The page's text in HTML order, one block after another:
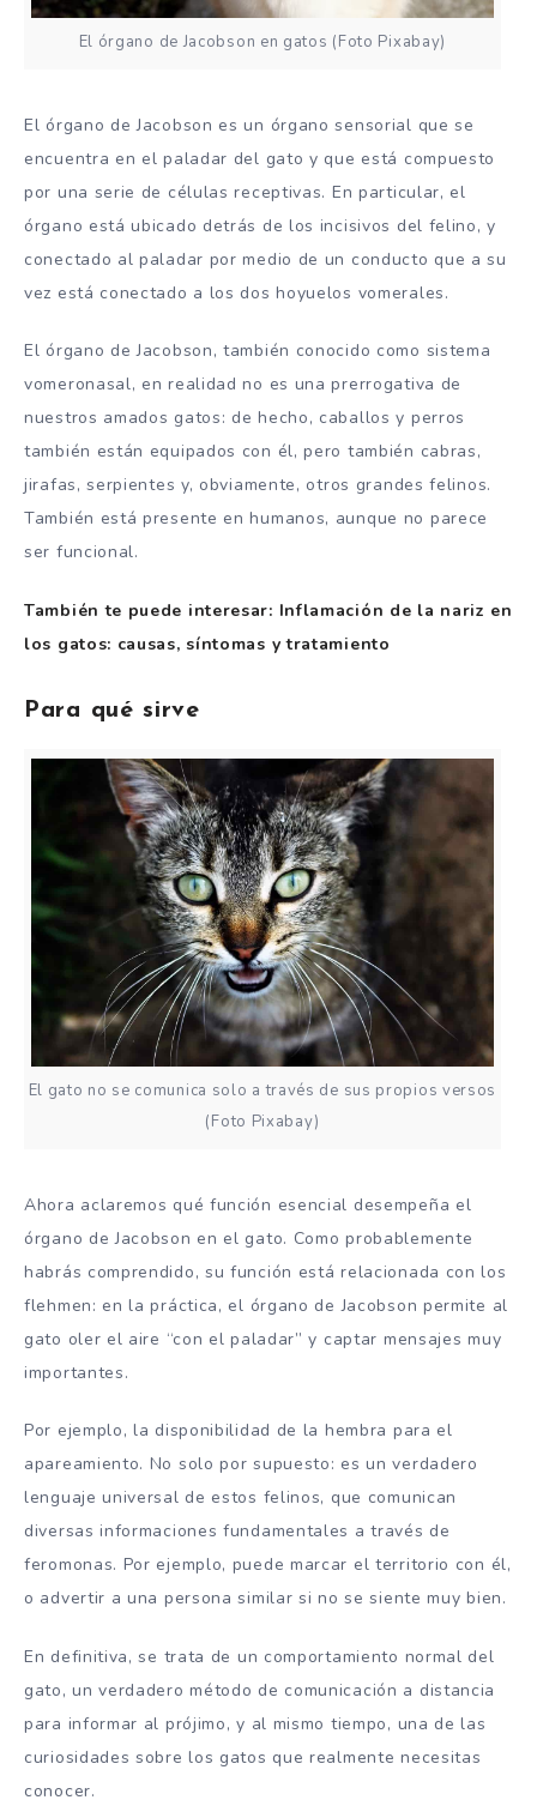
El órgano de Jacobson en gatos (Foto Pixabay)
El órgano de Jacobson es un órgano sensorial que se
encuentra en el paladar del gato y que está compuesto
por una serie de células receptivas. En particular, el
órgano está ubicado detrás de los incisivos del felino, y
conectado al paladar por medio de un conducto que a su
vez está conectado a los dos hoyuelos vomerales.
El órgano de Jacobson, también conocido como sistema
vomeronasal, en realidad no es una prerrogativa de
nuestros amados gatos: de hecho, caballos y perros
también están equipados con él, pero también cabras,
jirafas, serpientes y, obviamente, otros grandes felinos.
También está presente en humanos, aunque no parece
ser funcional.
También te puede interesar: Inflamación de la nariz en
los gatos: causas, síntomas y tratamiento
Para qué sirve
El gato no se comunica solo a través de sus propios versos
(Foto Pixabay)
Ahora aclaremos qué función esencial desempeña el
órgano de Jacobson en el gato. Como probablemente
habrás comprendido, su función está relacionada con los
flehmen: en la práctica, el órgano de Jacobson permite al
gato oler el aire “con el paladar” y captar mensajes muy
importantes.
Por ejemplo, la disponibilidad de la hembra para el
apareamiento. No solo por supuesto: es un verdadero
lenguaje universal de estos felinos, que comunican
diversas informaciones fundamentales a través de
feromonas. Por ejemplo, puede marcar el territorio con él,
o advertir a una persona similar si no se siente muy bien.
En definitiva, se trata de un comportamiento normal del
gato, un verdadero método de comunicación a distancia
para informar al prójimo, y al mismo tiempo, una de las
curiosidades sobre los gatos que realmente necesitas
conocer.